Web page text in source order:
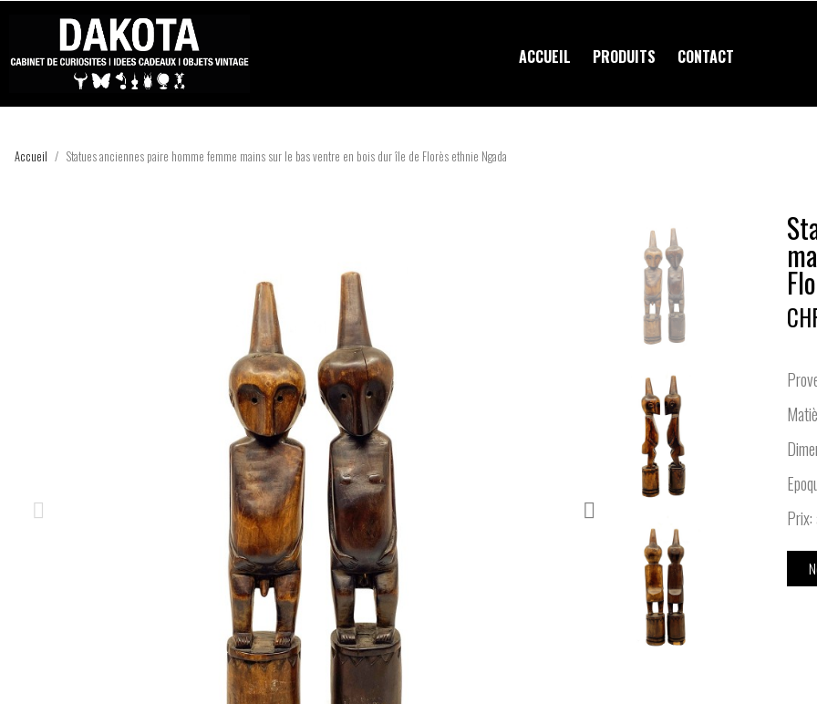
ACCUEIL PRODUITS CONTACT
Accueil Statues anciennes paire homme femme mains sur le bas ventre en bois dur île de Florès ethnie Ngada
Prix: